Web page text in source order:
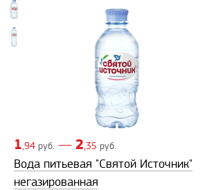
1,94 руб. — 2,35 руб.
Вода питьевая "Святой Источник"
негазированная